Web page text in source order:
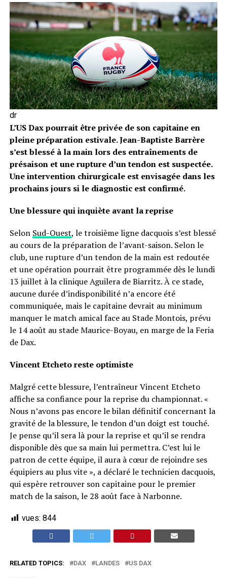
dr
L’US Dax pourrait être privée de son capitaine en
pleine préparation estivale. Jean-Baptiste Barrère
s’est blessé à la main lors des entraînements de
présaison et une rupture d’un tendon est suspectée.
Une intervention chirurgicale est envisagée dans les
prochains jours si le diagnostic est confirmé.
Une blessure qui inquiète avant la reprise
Selon Sud-Ouest, le troisième ligne dacquois s’est blessé
au cours de la préparation de l’avant-saison. Selon le
club, une rupture d’un tendon de la main est redoutée
et une opération pourrait être programmée dès le lundi
13 juillet à la clinique Aguilera de Biarritz. À ce stade,
aucune durée d’indisponibilité n’a encore été
communiquée, mais le capitaine devrait au minimum
manquer le match amical face au Stade Montois, prévu
le 14 août au stade Maurice-Boyau, en marge de la Feria
de Dax.
Vincent Etcheto reste optimiste
Malgré cette blessure, l’entraîneur Vincent Etcheto
affiche sa confiance pour la reprise du championnat. «
Nous n’avons pas encore le bilan définitif concernant la
gravité de la blessure, le tendon d’un doigt est touché.
Je pense qu’il sera là pour la reprise et qu’il se rendra
disponible dès que sa main lui permettra. C’est lui le
patron de cette équipe, il aura à cœur de rejoindre ses
équipiers au plus vite », a déclaré le technicien dacquois,
qui espère retrouver son capitaine pour le premier
match de la saison, le 28 août face à Narbonne.
vues: 844
RELATED TOPICS: DAX LANDES US DAX